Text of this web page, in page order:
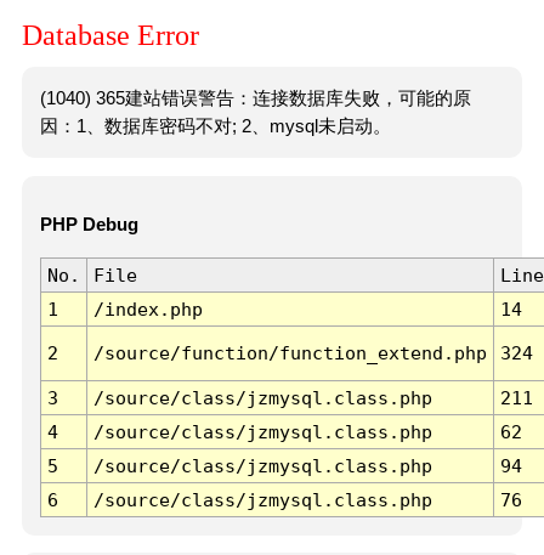
Database Error
(1040) 365建站错误警告：连接数据库失败，可能的原
因：1、数据库密码不对; 2、mysql未启动。
PHP Debug
No. File
Line
1
/index.php 14
2 /source/function/function_extend.php 324
3 /source/class/jzmysql.class.php
211
4
/source/class/jzmysql.class.php
62
5
/source/class/jzmysql.class.php
94
6
/source/class/jzmysql.class.php 76